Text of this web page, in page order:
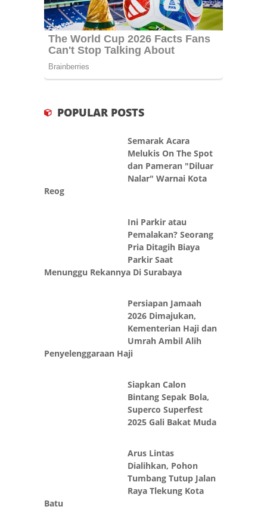
POPULAR POSTS
Semarak Acara
Melukis On The Spot
dan Pameran "Diluar
Nalar" Warnai Kota
Reog
Ini Parkir atau
Pemalakan? Seorang
Pria Ditagih Biaya
Parkir Saat
Menunggu Rekannya Di Surabaya
Persiapan Jamaah
2026 Dimajukan,
Kementerian Haji dan
Umrah Ambil Alih
Penyelenggaraan Haji
Siapkan Calon
Bintang Sepak Bola,
Superco Superfest
2025 Gali Bakat Muda
Arus Lintas
Dialihkan, Pohon
Tumbang Tutup Jalan
Raya Tlekung Kota
Batu